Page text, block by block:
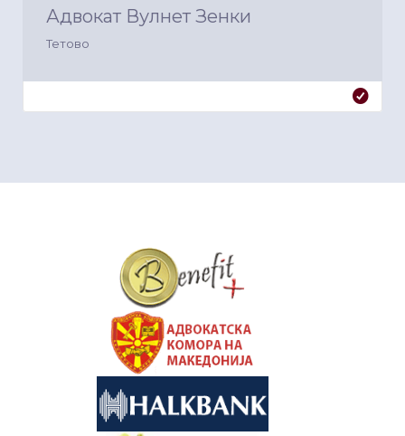
Адвокат Вулнет Зенки
Тетово